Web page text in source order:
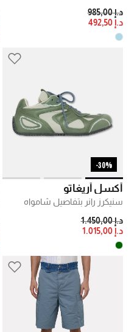
PRICE REDUCED FROM
د.إ 985,00
TO
د.إ 492,50
30%-
أكسل أريغاتو
سنيكرز رانر بتفاصيل شامواه
PRICE REDUCED FROM
د.إ 1.450,00
TO
د.إ 1.015,00